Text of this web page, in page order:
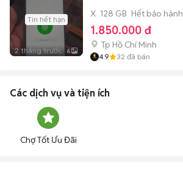
Tin hết hạn
2 tháng trước 6
X 128 GB Hết bảo hành
1.850.000 đ
Tp Hồ Chí Minh
4.9 32 đã bán
Các dịch vụ và tiện ích
Chợ Tốt Ưu Đãi